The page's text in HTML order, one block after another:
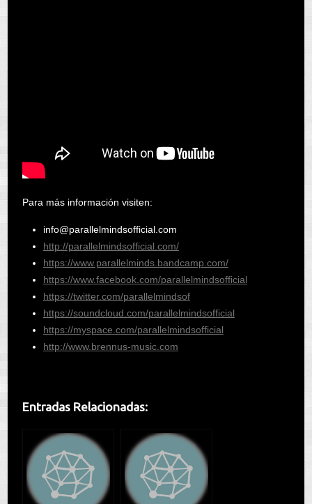
Para más información visiten:
info@parallelmindsofficial.com
http://parallelmindsofficial. com/
https://www.parallelminds. bandcamp.com/
https://www.facebook.com/parallelmindsofficial
https://twitter.com/parallelmindsof
https://soundcloud.com/parallelmindsofficial
https://myspace.com/parallelmindsofficial
http://www.brennus-music.com
Entradas Relacionadas: